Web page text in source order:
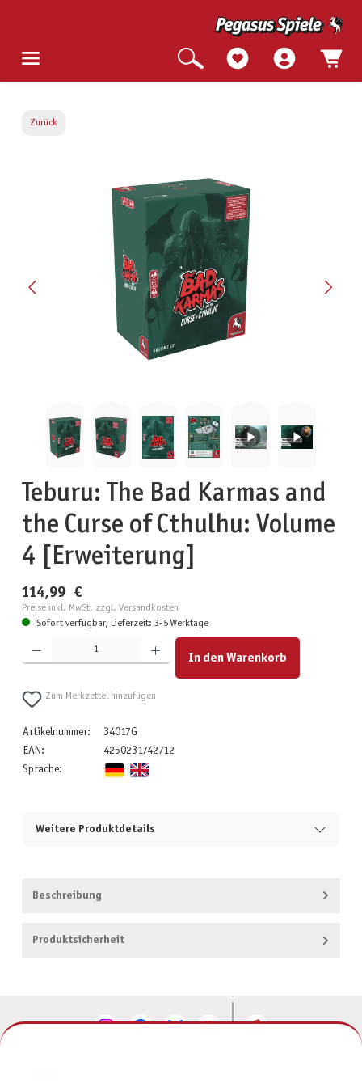
Zurück
Bildergalerie überspringen
Teburu: The Bad Karmas and
the Curse of Cthulhu: Volume
4 [Erweiterung]
114,99 €
Preise inkl. MwSt. zzgl. Versandkosten
Sofort verfügbar, Lieferzeit: 3-5 Werktage
Produkt Anzahl: Gib den gewünschten Wert ein oder benutze die Schaltflächen um die Anzahl zu
In den Warenkorb
Zum Merkzettel hinzufügen
Artikelnummer:
34017G
EAN:
4250231742712
Sprache:
Weitere Produktdetails
Beschreibung
Produktsicherheit